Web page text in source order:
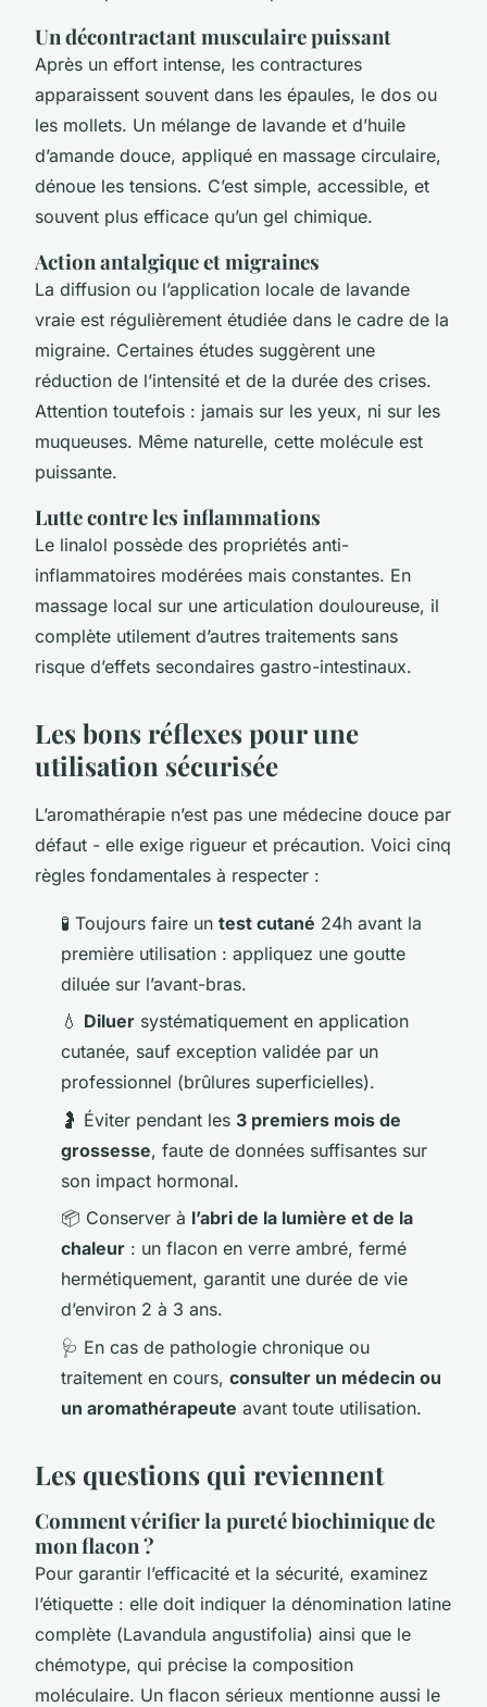
Un décontractant musculaire puissant
Après un effort intense, les contractures
apparaissent souvent dans les épaules, le dos ou
les mollets. Un mélange de lavande et d’huile
d’amande douce, appliqué en massage circulaire,
dénoue les tensions. C’est simple, accessible, et
souvent plus efficace qu’un gel chimique.
Action antalgique et migraines
La diffusion ou l’application locale de lavande
vraie est régulièrement étudiée dans le cadre de la
migraine. Certaines études suggèrent une
réduction de l’intensité et de la durée des crises.
Attention toutefois : jamais sur les yeux, ni sur les
muqueuses. Même naturelle, cette molécule est
puissante.
Lutte contre les inflammations
Le linalol possède des propriétés anti-
inflammatoires modérées mais constantes. En
massage local sur une articulation douloureuse, il
complète utilement d’autres traitements sans
risque d’effets secondaires gastro-intestinaux.
Les bons réflexes pour une
utilisation sécurisée
L’aromathérapie n’est pas une médecine douce par
défaut - elle exige rigueur et précaution. Voici cinq
règles fondamentales à respecter :
🧪 Toujours faire un test cutané 24h avant la
première utilisation : appliquez une goutte
diluée sur l’avant-bras.
💧 Diluer systématiquement en application
cutanée, sauf exception validée par un
professionnel (brûlures superficielles).
🤰 Éviter pendant les 3 premiers mois de
grossesse, faute de données suffisantes sur
son impact hormonal.
📦 Conserver à l’abri de la lumière et de la
chaleur : un flacon en verre ambré, fermé
hermétiquement, garantit une durée de vie
d’environ 2 à 3 ans.
🩺 En cas de pathologie chronique ou
traitement en cours, consulter un médecin ou
un aromathérapeute avant toute utilisation.
Les questions qui reviennent
Comment vérifier la pureté biochimique de
mon flacon ?
Pour garantir l’efficacité et la sécurité, examinez
l’étiquette : elle doit indiquer la dénomination latine
complète (Lavandula angustifolia) ainsi que le
chémotype, qui précise la composition
moléculaire. Un flacon sérieux mentionne aussi le